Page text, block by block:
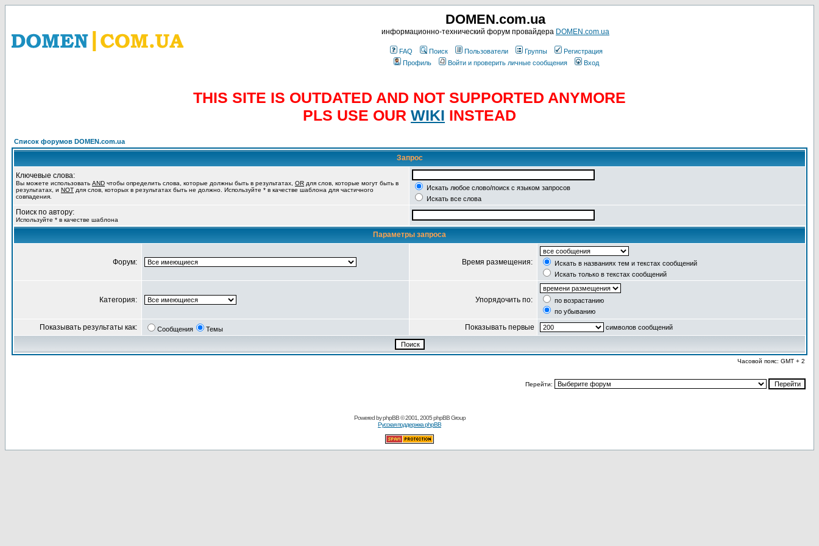
DOMEN.com.ua
информационно-технический форум провайдера DOMEN.com.ua
FAQ Поиск Пользователи Группы
Регистрация
Профиль
Войти и проверить личные сообщения Вход
THIS SITE IS OUTDATED AND NOT SUPPORTED ANYMORE
PLS USE OUR WIKI INSTEAD
Список форумов DOMEN.com.ua
Запрос
Ключевые слова:
Вы можете использовать AND чтобы определить слова, которые должны быть в результатах, OR для слов, которые могут быть в
результатах, и NOT для слов, которых в результатах быть не должно. Используйте * в качестве шаблона для частичного
совпадения.
Искать любое слово/поиск с языком запросов
Искать все слова
Поиск по автору:
Используйте * в качестве шаблона
Параметры запроса
Форум: Время размещения:
Искать в названиях тем и текстах сообщений
Искать только в текстах сообщений
Категория: Упорядочить по:
по возрастанию
по убыванию
Показывать результаты как: Сообщения Темы Показывать первые символов сообщений
Часовой пояс: GMT + 2
Перейти:
Powered byphpBB© 2001, 2005 phpBB Group
Русская поддержка phpBB